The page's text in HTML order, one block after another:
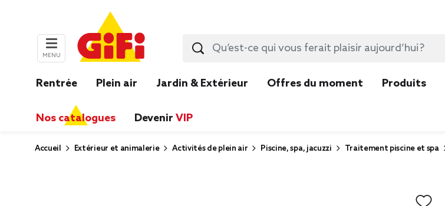
MENU
Rentrée Plein air Jardin & Extérieur Offres du moment Produits
Nos catalogues Devenir VIP
Accueil Extérieur et animalerie Activités de plein air Piscine, spa, jacuzzi Traitement piscine et spa